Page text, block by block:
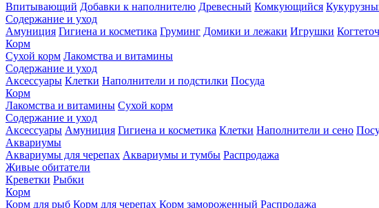
Впитывающий Добавки к наполнителю Древесный Комкующийся
Содержание и уход
Амуниция Гигиена и косметика Груминг Домики и лежаки Игрушки
Корм
Сухой корм Лакомства и витамины
Содержание и уход
Аксессуары Клетки Наполнители и подстилки Посуда
Корм
Лакомства и витамины Сухой корм
Содержание и уход
Аксессуары Амуниция Гигиена и косметика Клетки Наполнители и сено
Аквариумы
Аквариумы для черепах Аквариумы и тумбы Распродажа
Живые обитатели
Креветки Рыбки
Корм
Корм для рыб Корм для черепах Корм замороженный Распродажа